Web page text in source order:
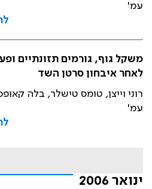
עמ'
משקל גוף, גורמים תזונתיים
לאחר איבחון סרטן השד
רוני וייצן, טומס טישלר, בלה
עמ'
ינואר 2006